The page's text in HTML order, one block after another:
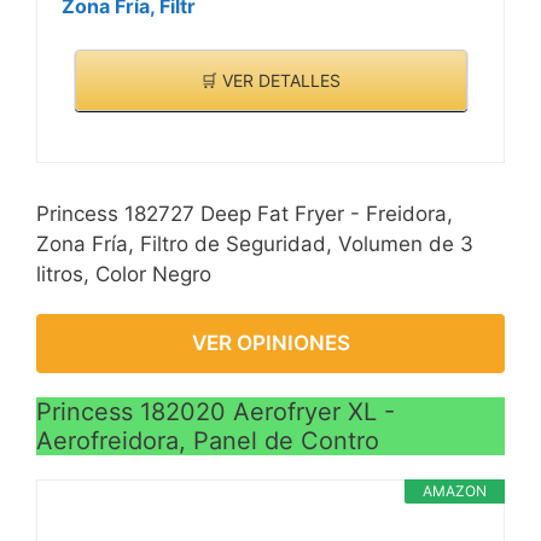
Zona Fría, Filtr
🛒 VER DETALLES
Princess 182727 Deep Fat Fryer - Freidora,
Zona Fría, Filtro de Seguridad, Volumen de 3
litros, Color Negro
VER OPINIONES
Princess 182020 Aerofryer XL -
Aerofreidora, Panel de Contro
AMAZON